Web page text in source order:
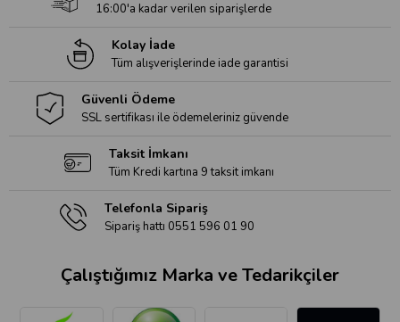
16:00'a kadar verilen siparişlerde
Kolay İade
Tüm alışverişlerinde iade garantisi
Güvenli Ödeme
SSL sertifikası ile ödemeleriniz güvende
Taksit İmkanı
Tüm Kredi kartına 9 taksit imkanı
Telefonla Sipariş
Sipariş hattı 0551 596 01 90
Çalıştığımız Marka ve Tedarikçiler